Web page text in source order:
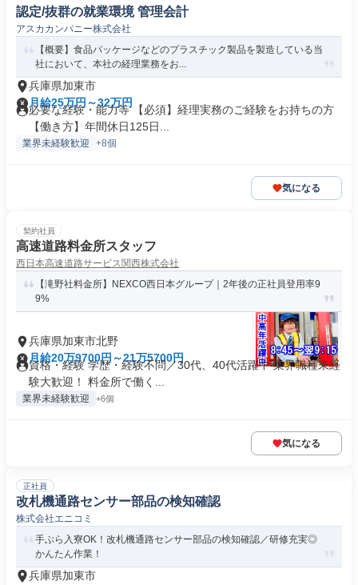
認定/抜群の就業環境 管理会計
アスカカンパニー株式会社
【概要】食品パッケージなどのプラスチック製品を製造している当
社において、本社の経理業務をお...
兵庫県加東市
月給25万円～32万円
必要な経験・能力等 【必須】経理実務のご経験をお持ちの方
【働き方】年間休日125日...
業界未経験歓迎 +8個
気になる
契約社員
高速道路料金所スタッフ
西日本高速道路サービス関西株式会社
【滝野社料金所】NEXCO西日本グループ｜2年後の正社員登用率9
9%
兵庫県加東市北野
月給20万9700円～21万5700円
資格・経験 学歴・経験不問／30代、40代活躍中 業界職種未経
験大歓迎！ 料金所で働く...
業界未経験歓迎 +6個
気になる
正社員
改札機通路センサー部品の検知確認
株式会社エニコミ
手ぶら入寮OK！改札機通路センサー部品の検知確認／研修充実◎
かんたん作業！
兵庫県加東市